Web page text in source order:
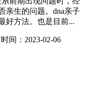
亲生的问题。dna亲子
好方法。也是目前...
间：2023-02-06